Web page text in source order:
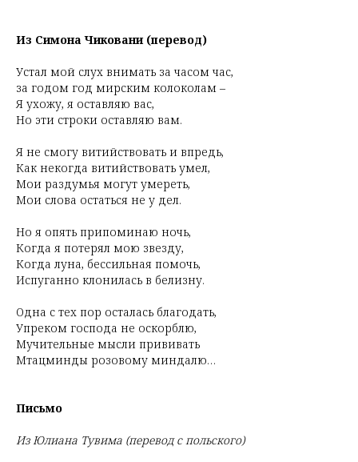
Из Симона Чиковани (перевод)
Устал мой слух внимать за часом час,
за годом год мирским колоколам –
Я ухожу, я оставляю вас,
Но эти строки оставляю вам.
Я не смогу витийствовать и впредь,
Как некогда витийствовать умел,
Мои раздумья могут умереть,
Мои слова остаться не у дел.
Но я опять припоминаю ночь,
Когда я потерял мою звезду,
Когда луна, бессильная помочь,
Испуганно клонилась в белизну.
Одна с тех пор осталась благодать,
Упреком господа не оскорблю,
Мучительные мысли прививать
Мтацминды розовому миндалю…
Письмо
Из Юлиана Тувима (перевод с польского)